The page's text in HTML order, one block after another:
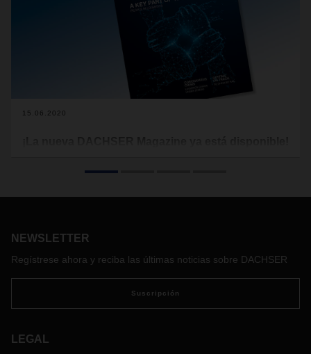
15.06.2020
NEWSLETTER
Regístrese ahora y reciba las últimas noticias sobre DACHSER
Suscripción
LEGAL